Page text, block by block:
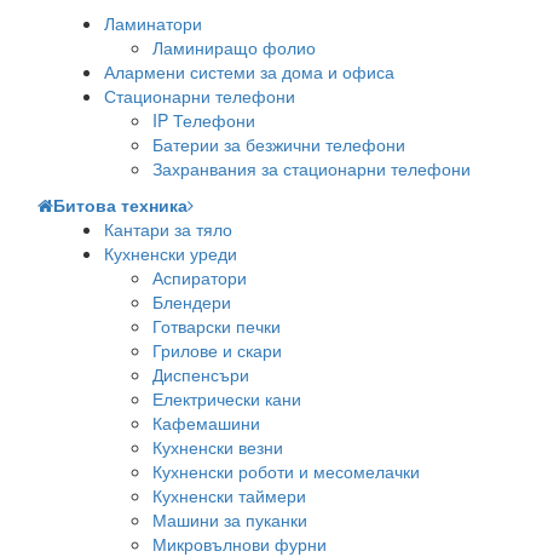
Ламинатори
Ламиниращо фолио
Алармени системи за дома и офиса
Стационарни телефони
IP Телефони
Батерии за безжични телефони
Захранвания за стационарни телефони
Битова техника
Кантари за тяло
Кухненски уреди
Аспиратори
Блендери
Готварски печки
Грилове и скари
Диспенсъри
Електрически кани
Кафемашини
Кухненски везни
Кухненски роботи и месомелачки
Кухненски таймери
Машини за пуканки
Микровълнови фурни